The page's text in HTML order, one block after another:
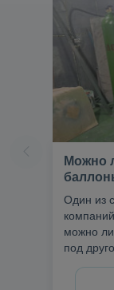
Можно
Один из
можно ли
под